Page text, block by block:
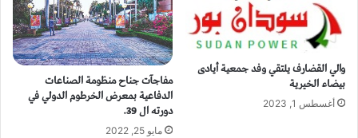
والي القضارف يلتقي وفد جمعية أيادى
بيضاء الخيرية
أغسطس 1, 2023
مفاجآت جناح منظومة الصناعات
الدفاعية بمعرض الخرطوم الدولي في
دورته ال 39.
مايو 25, 2022